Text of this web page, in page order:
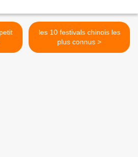
les 10 festivals chinois les
plus connus >